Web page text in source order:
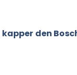
kapper den